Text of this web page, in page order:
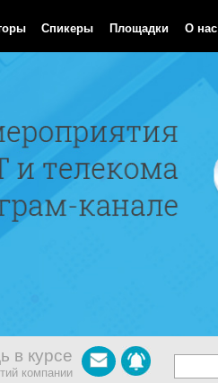
Спикеры Площадки О нас
в курсе
компании